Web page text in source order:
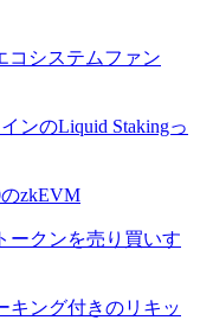
コシステムファン
ンのLiquid Stakingっ
のzkEVM
ークンを売り買いす
キング付きのリキッ